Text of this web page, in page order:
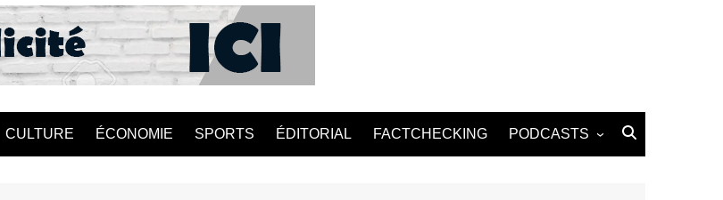
CULTURE ÉCONOMIE SPORTS ÉDITORIAL FACTCHECKING PODCASTS